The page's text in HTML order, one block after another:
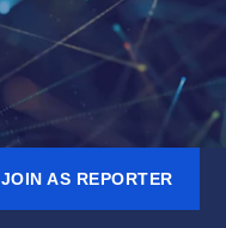
JOIN AS REPORTER